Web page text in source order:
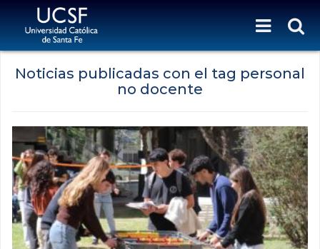
Noticias publicadas con el tag personal
no docente